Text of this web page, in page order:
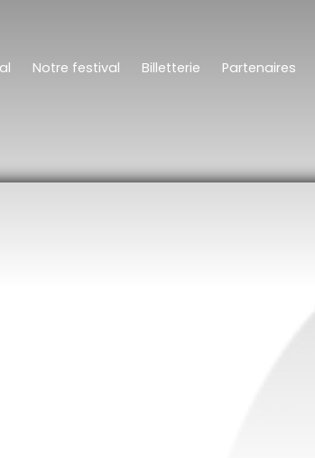
Notre festival Billetterie Partenaires